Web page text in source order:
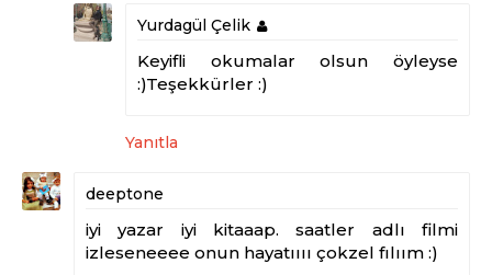
Yurdagül Çelik
Keyifli okumalar olsun öyleyse
:)Teşekkürler :)
Yanıtla
deeptone
iyi yazar iyi kitaaap. saatler adlı filmi
izleseneeee onun hayatıııı çokzel fılıım :)